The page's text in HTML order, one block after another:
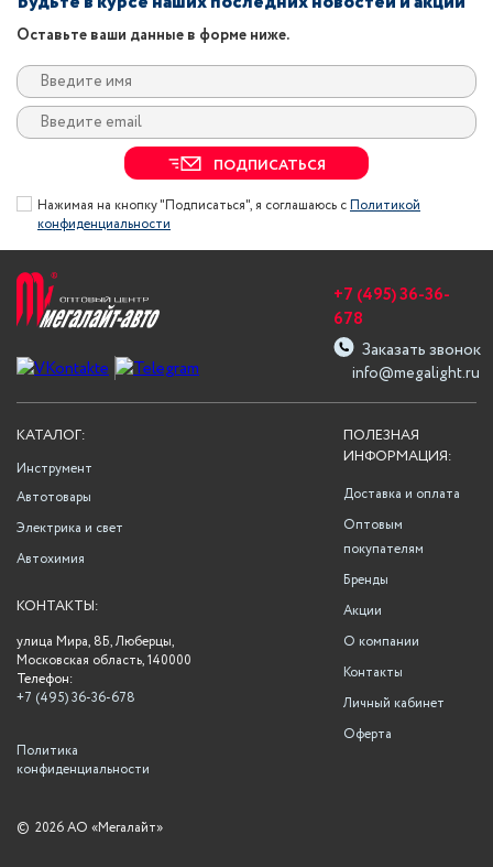
Оставьте ваши данные в форме ниже.
ПОДПИСАТЬСЯ
Нажимая на кнопку "Подписаться", я соглашаюсь сПолитикой
конфиденциальности
info@megalight.ru
+7 (495) 36-36-
678
Заказать звонок
ПОЛЕЗНАЯ
ИНФОРМАЦИЯ:
Доставка и оплата
Оптовым
покупателям
Бренды
Акции
О компании
Контакты
Личный кабинет
Оферта
КАТАЛОГ:
Инструмент
Автотовары
Электрика и свет
Автохимия
КОНТАКТЫ:
улица Мира, 8Б, Люберцы,
Московская область, 140000
Телефон:
+7 (495) 36-36-678
Политика
конфиденциальности
© 2026 АО «Мегалайт»